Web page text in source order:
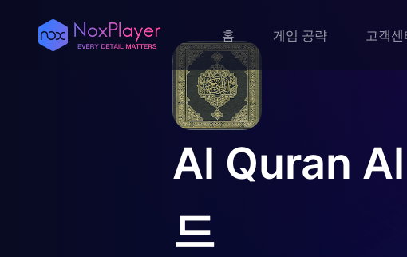
홈 게임 공략 고객
Al Quran
드